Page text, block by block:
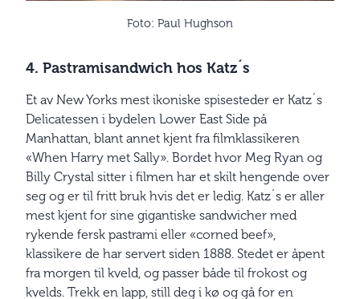
Foto: Paul Hughson
4. Pastramisandwich hos Katz´s
Et av New Yorks mest ikoniske spisesteder er Katz´s
Delicatessen i bydelen Lower East Side på
Manhattan, blant annet kjent fra filmklassikeren
«When Harry met Sally». Bordet hvor Meg Ryan og
Billy Crystal sitter i filmen har et skilt hengende over
seg og er til fritt bruk hvis det er ledig. Katz´s er aller
mest kjent for sine gigantiske sandwicher med
rykende fersk ­pastrami eller «corned beef»,
klassikere de har servert siden 1888. Stedet er åpent
fra morgen til kveld, og passer både til frokost og
kvelds. Trekk en lapp, still deg i kø og gå for en